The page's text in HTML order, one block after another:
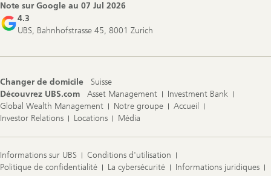
Note sur Google au 07 Jul 2026
4.3
UBS, Bahnhofstrasse 45, 8001 Zurich
Changer de domicile
Suisse
Découvrez UBS.com
Asset Management
Investment Bank
Global Wealth Management
Notre groupe
Accueil
Investor Relations
Locations Média
Informations sur UBS
Conditions d'utilisation
Politique de confidentialité
La cybersécurité
Informations juridiques